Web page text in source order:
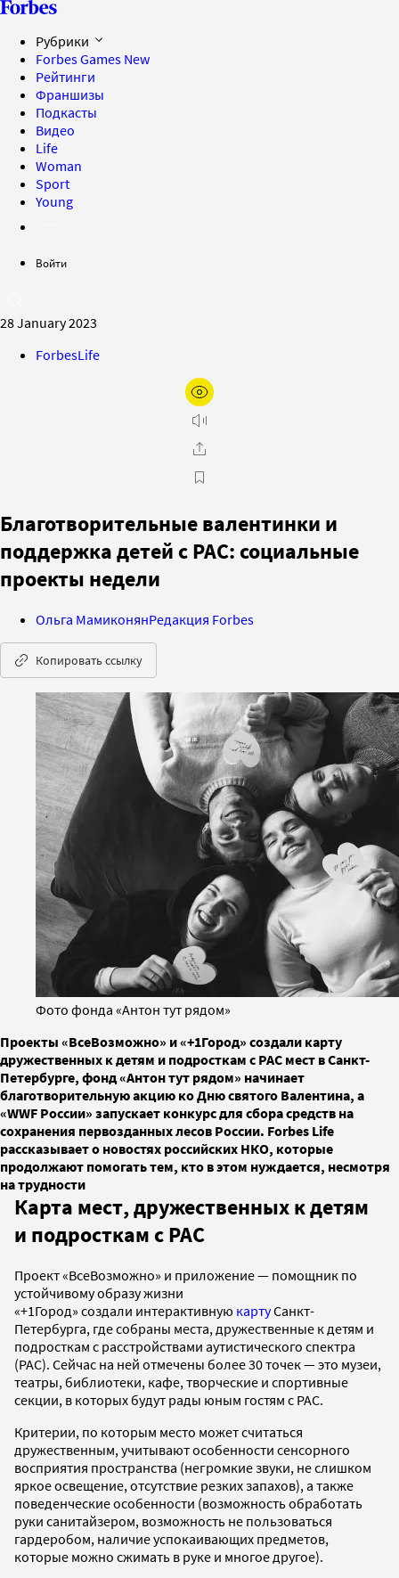
Рубрики
Forbes Games New
Рейтинги
Франшизы
Подкасты
Видео
Life
Woman
Sport
Young
Войти
28 January 2023
ForbesLife
Благотворительные валентинки и
поддержка детей с РАС: социальные
проекты недели
Ольга МамиконянРедакция Forbes
Копировать ссылку
Фото фонда «Антон тут рядом»
Проекты «ВсеВозможно» и «+1Город» создали карту
дружественных к детям и подросткам с РАС мест в Санкт-
Петербурге, фонд «Антон тут рядом» начинает
благотворительную акцию ко Дню святого Валентина, а
«WWF России» запускает конкурс для сбора средств на
сохранения первозданных лесов России. Forbes Life
рассказывает о новостях российских НКО, которые
продолжают помогать тем, кто в этом нуждается, несмотря
на трудности
Карта мест, дружественных к детям
и подросткам с РАС
Проект «ВсеВозможно» и приложение — помощник по
устойчивому образу жизни
«+1Город» создали интерактивную картуСанкт-
Петербурга, где собраны места, дружественные к детям и
подросткам с расстройствами аутистического спектра
(РАС). Сейчас на ней отмечены более 30 точек — это музеи,
театры, библиотеки, кафе, творческие и спортивные
секции, в которых будут рады юным гостям с РАС.
Критерии, по которым место может считаться
дружественным, учитывают особенности сенсорного
восприятия пространства (негромкие звуки, не слишком
яркое освещение, отсутствие резких запахов), а также
поведенческие особенности (возможность обработать
руки санитайзером, возможность не пользоваться
гардеробом, наличие успокаивающих предметов,
которые можно сжимать в руке и многое другое).